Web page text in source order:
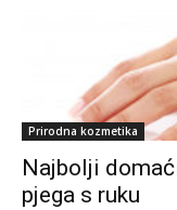
Prirodna kozmetika
Najbolji
pjega s ruku